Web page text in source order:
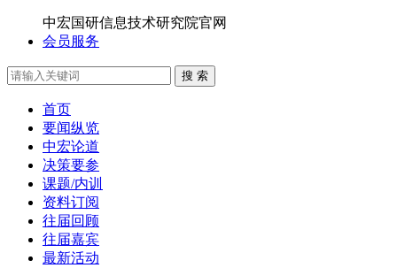
中宏国研信息技术研究院官网
会员服务
搜 索
首页
要闻纵览
中宏论道
决策要参
课题/内训
资料订阅
往届回顾
往届嘉宾
最新活动